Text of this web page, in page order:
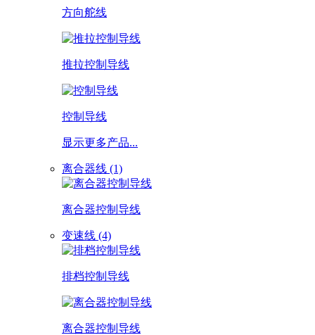
方向舵线
推拉控制导线
控制导线
显示更多产品...
离合器线 (1)
离合器控制导线
变速线 (4)
排档控制导线
离合器控制导线